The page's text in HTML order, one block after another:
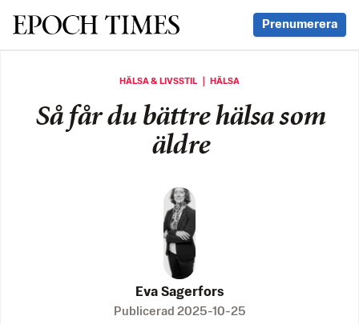
Svenska Epoch Times Prenumerera
HÄLSA & LIVSSTIL ｜ HÄLSA
Så får du bättre hälsa som
äldre
Eva Sagerfors
Publicerad 2025-10-25